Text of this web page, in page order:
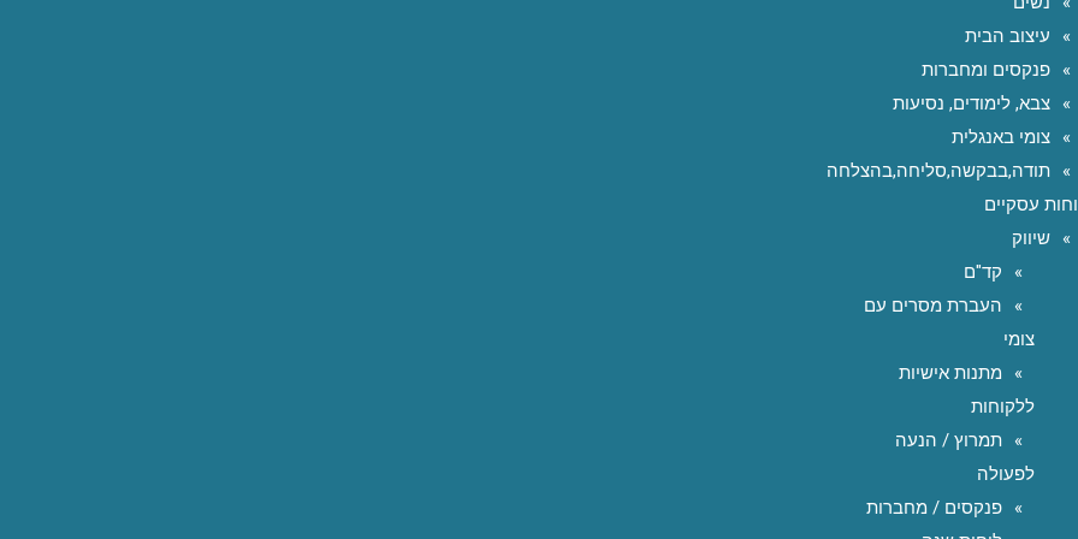
עיצוב הבית
פנקסים ומחברות
צבא, לימודים, נסיעות
צומי באנגלית
תודה,בבקשה,סליחה,בהצלחה
עסקיים
שיווק
קד"ם
העברת מסרים עם
צומי
מתנות אישיות
ללקוחות
תמרוץ / הנעה
לפעולה
פנקסים / מחברות